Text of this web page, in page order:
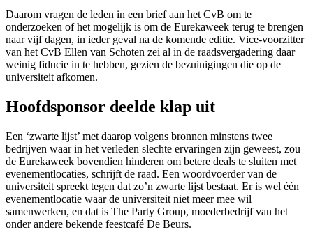
Daarom vragen de leden in een brief aan het CvB om te
onderzoeken of het mogelijk is om de Eurekaweek terug te brengen
naar vijf dagen, in ieder geval na de komende editie. Vice-voorzitter
van het CvB Ellen van Schoten zei al in de raadsvergadering daar
weinig fiducie in te hebben, gezien de bezuinigingen die op de
universiteit afkomen.
Hoofdsponsor deelde klap uit
Een ‘zwarte lijst’ met daarop volgens bronnen minstens twee
bedrijven waar in het verleden slechte ervaringen zijn geweest, zou
de Eurekaweek bovendien hinderen om betere deals te sluiten met
evenementlocaties, schrijft de raad. Een woordvoerder van de
universiteit spreekt tegen dat zo’n zwarte lijst bestaat. Er is wel één
evenementlocatie waar de universiteit niet meer mee wil
samenwerken, en dat is The Party Group, moederbedrijf van het
onder andere bekende feestcafé De Beurs.